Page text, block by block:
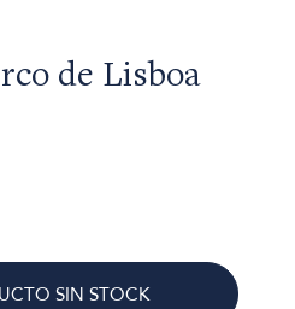
de Lisboa
SIN STOCK